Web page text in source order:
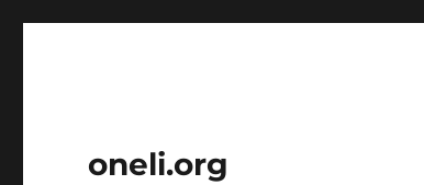
oneli.org